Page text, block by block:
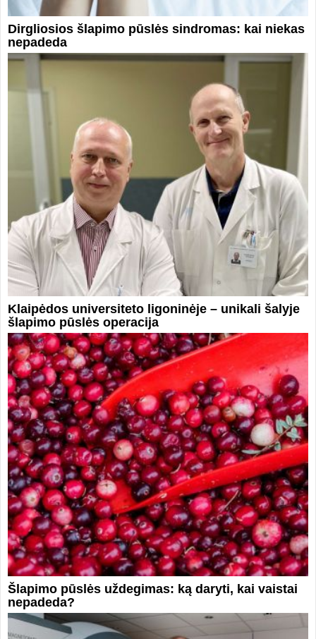
Dirgliosios šlapimo pūslės sindromas: kai niekas
nepadeda
Klaipėdos universiteto ligoninėje – unikali šalyje
šlapimo pūslės operacija
Šlapimo pūslės uždegimas: ką daryti, kai vaistai
nepadeda?